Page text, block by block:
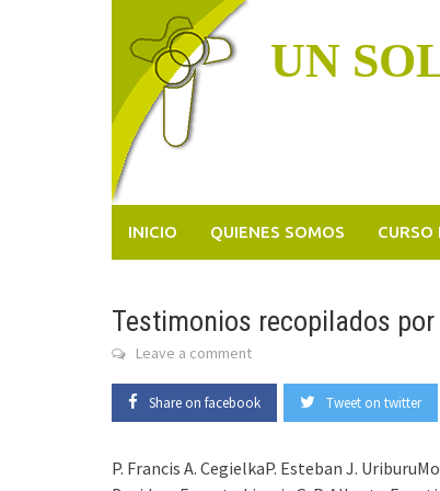
UN
INICIO QUIENES SOMOS CURSO
Testimonios recopilados por
Leave a comment
Share on facebook Tweet on twitter
P. Francis A. CegielkaP. Esteban J.